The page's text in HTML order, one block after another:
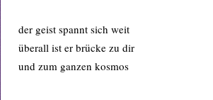
der geist spannt sich weit
überall ist er brücke zu dir
und zum ganzen kosmos